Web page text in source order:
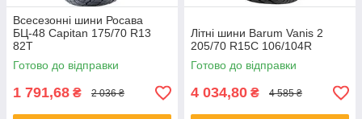
Всесезонні шини Росава
БЦ-48 Capitan 175/70 R13
82T
Готово до відправки
1 791,68 ₴ 2 036 ₴
Літні шини Barum Vanis 2
205/70 R15C 106/104R
Готово до відправки
4 034,80 ₴ 4 585 ₴